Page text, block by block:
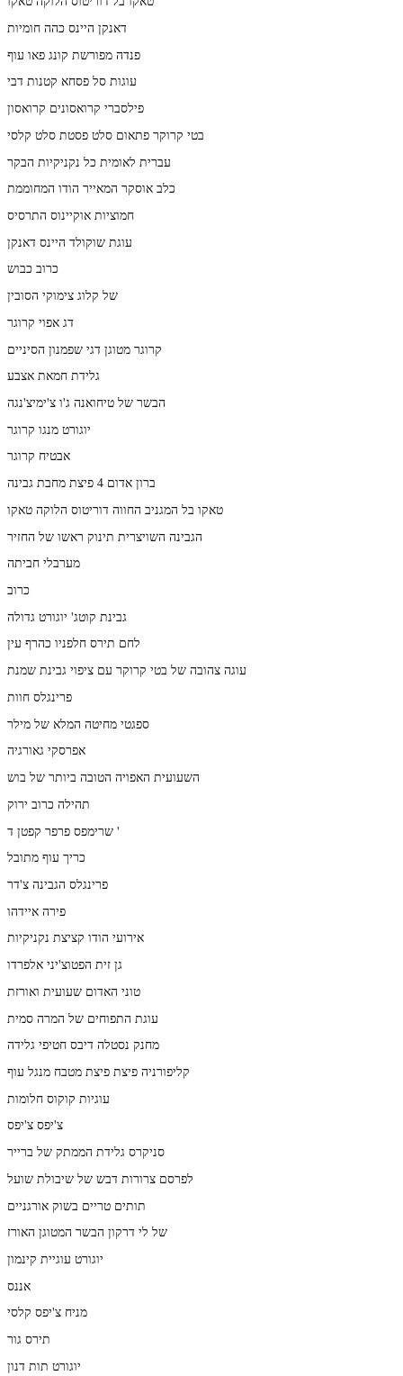
דאנקן היינס כהה חומיות
פנדה מפורשת קונג פאו עוף
עוגות סל פסחא קטנות דבי
פילסברי קרואסונים קרואסון
בטי קרוקר פתאום סלט פסטת סלט קלסי
עברית לאומית כל נקניקיות הבקר
כלב אוסקר המאייר הודו המחוממת
חמוציות אוקיינוס התרסיס
עוגת שוקולד היינס דאנקן
כרוב כבוש
של קלוג צימוקי הסובין
דג אפוי קרוגר
קרוגר מטוגן דגי שפמנון הסיניים
גלידת חמאת אצבע
הבשר של טיחואנה ג'ו צ'ימיצ'נגה
יוגורט מנגו קרוגר
אבטיח קרוגר
ברון אדום 4 פיצת מחבת גבינה
טאקו בל המגניב החווה דוריטוס הלוקה טאקו
הגבינה השויצרית תינוק ראשו של החזיר
מערבלי חביתה
כרוב
גבינת קוטג' יוגורט גדולה
לחם תירס חלפניו כהרף עין
עוגה צהובה של בטי קרוקר עם ציפוי גבינת שמנת
פרינגלס חוות
ספגטי מחיטה המלא של מילר
אפרסקי גאורגיה
השעועית האפויה הטובה ביותר של בוש
תהילה כרוב ירוק
שרימפס פרפר קפטן ד '
כריך עוף מתובל
פרינגלס הגבינה צ'דר
פירה איידהו
אירועי הודו קציצת נקניקיות
גן זית הפטוצ'יני אלפרדו
טוני האדום שעועית ואורזת
עוגת התפוחים של המרה סמית
מחנק נסטלה דיבס חטיפי גלידה
קליפורניה פיצת פיצת מטבח מנגל עוף
עוגיות קוקוס חלומות
צ'יפס צ'יפס
סניקרס גלידת הממתק של ברייר
לפרסם צרורות דבש של שיבולת שועל
תותים טריים בשוק אורגניים
של לי דרקון הבשר המטוגן האורז
יוגורט עוגיית קינמון
אננס
מניח צ'יפס קלסי
תירס גור
יוגורט תות דנון